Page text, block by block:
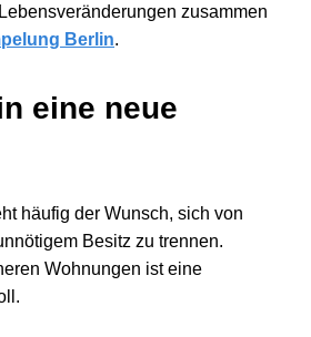
zusammen
Berlin.
eine neue
häufig der Wunsch, sich von
Besitz zu trennen.
Wohnungen ist eine